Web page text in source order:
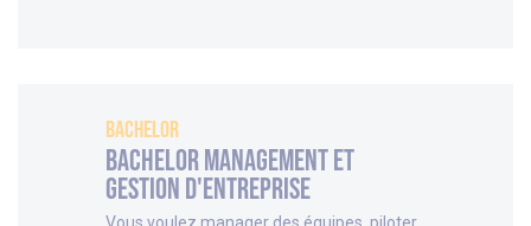
Bachelor
Bachelor Management et
Gestion d'Entreprise